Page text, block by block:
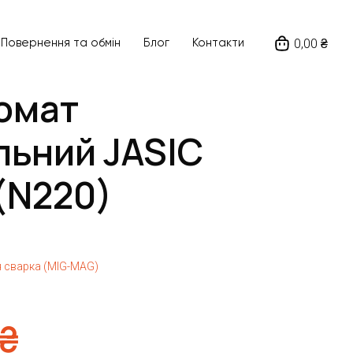
Повернення та обмін Блог Контакти 0,00 ₴
JASIC
(MIG-MAG)